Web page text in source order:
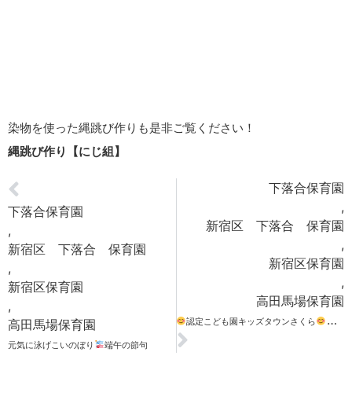
染物を使った縄跳び作りも是非ご覧ください！
縄跳び作り【にじ組】
下落合保育園
,
新宿区 下落合 保育園
,
新宿区保育園
,
高田馬場保育園
元気に泳げこいのぼり 端午の節句
下落合保育園
,
新宿区 下落合 保育園
,
新宿区保育園
,
高田馬場保育園
認定こども園キッズタウンさくら にあ